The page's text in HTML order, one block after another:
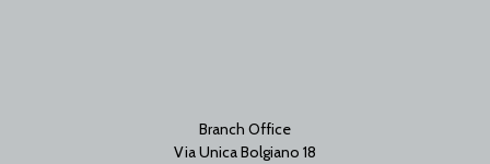
Branch Office
Via Unica Bolgiano 18